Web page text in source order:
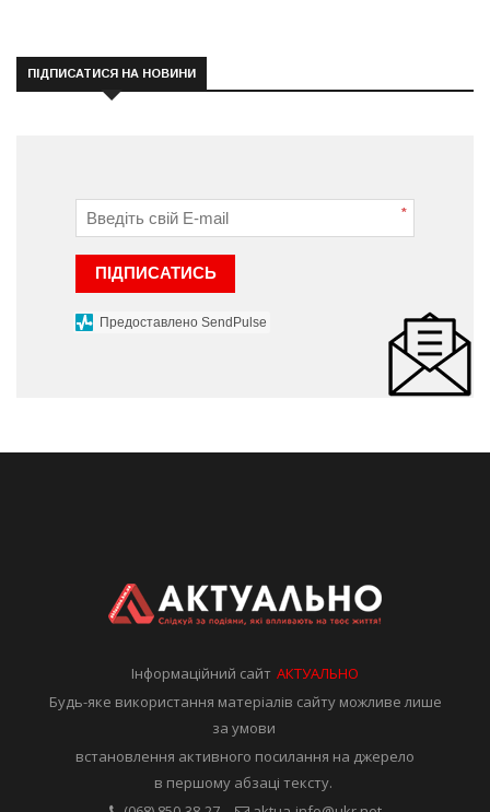
ПІДПИСАТИСЯ НА НОВИНИ
*
ПІДПИСАТИСЬ
Предоставлено SendPulse
Інформаційний сайтАКТУАЛЬНО
Будь-яке використання матеріалів сайту можливе лише
за умови
встановлення активного посилання на джерело
в першому абзаці тексту.